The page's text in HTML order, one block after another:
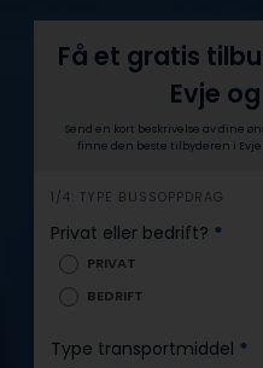
Få et gratis
Evje
Send en kort beskrivelse av dine
finne den beste tilbyderen i
h
e
1/4: TYPE BUSSOPPDRAG
Privat eller bedrift? *
PRIVAT
BEDRIFT
Type transportmiddel *